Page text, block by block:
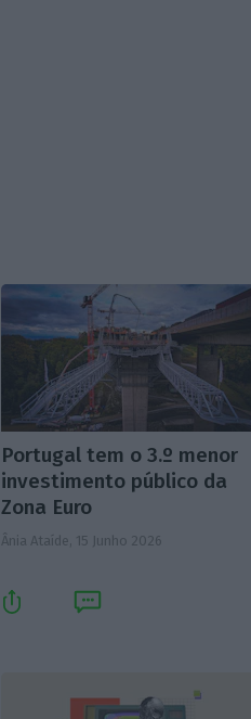
Portugal tem o 3.º menor
investimento público da
Zona Euro
Ânia Ataíde, 15 Junho 2026